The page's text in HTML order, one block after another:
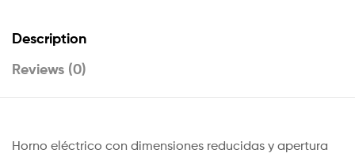
Description
Reviews (0)
Horno eléctrico con dimensiones reducidas y apertura